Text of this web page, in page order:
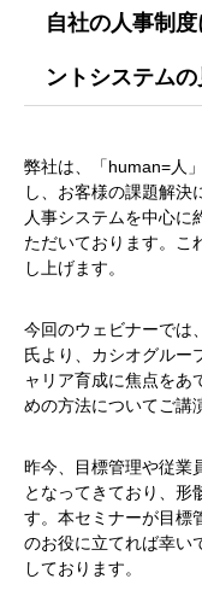
自社の人事制
ントシステム
弊社は、「human=人
し、お客様の課題解決
人事システムを中心に
ただいております。こ
し上げます。
今回のウェビナーでは
氏より、カシオグルー
ャリア育成に焦点をあ
めの方法についてご講
昨今、目標管理や従業
となってきており、形
す。本セミナーが目標
のお役に立てれば幸い
しております。